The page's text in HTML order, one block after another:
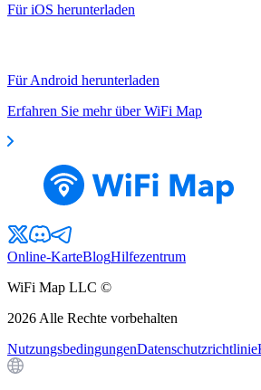
Für iOS herunterladen
Für Android herunterladen
Erfahren Sie mehr über WiFi Map
Online-KarteBlogHilfezentrum
WiFi Map LLC ©
2026 Alle Rechte vorbehalten
NutzungsbedingungenDatenschutzrichtlinie